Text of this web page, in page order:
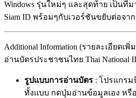
Windows รุ่นใหม่ๆ และสุดท้าย เป็นที่
Siam ID พร้อมๆกับเวอร์ชันขยับต่อจาก
Additional Information (รายละเอียดเ
อ่านบัตรประชาชนไทย Thai National
รูปแบบการอ่านบัตร : โปรแกรม
ทั้งแบบ กดปุ่มอ่านข้อมูลเอง ห